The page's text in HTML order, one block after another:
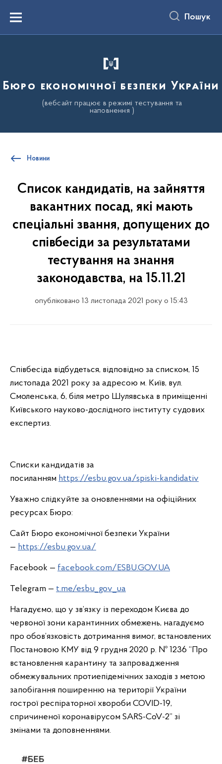
вмістуMenu Пошук
Бюро економічної безпеки України
(вебсайт працює в режимі тестування та
наповнення )
Новини
Список кандидатів, на зайняття
вакантних посад, які мають
спеціальні звання, допущених до
співбесіди за результатами
тестування на знання
законодавства, на 15.11.21
опубліковано 13 листопада 2021 року о 15:43
Співбесіда відбудеться, відповідно за списком, 15
листопада 2021 року за адресою м. Київ, вул.
Смоленська, 6, біля метро Шулявська в приміщенні
Київського науково-дослідного інституту судових
експертиз.
Списки кандидатів за
посиланням https://esbu.gov.ua/spiski-kandidativ
Уважно слідкуйте за оновленнями на офіційних
ресурсах Бюро:
Сайт Бюро економічної безпеки України
— https://esbu.gov.ua/
Facebook — facebook.com/ESBU.GOV.UA
Telegram — t.me/esbu_gov_ua
Нагадуємо, що у зв’язку із переходом Києва до
червоної зони карантинних обмежень, нагадуємо
про обов’язковість дотримання вимог, встановлених
Постановою КМУ від 9 грудня 2020 р. № 1236 “Про
встановлення карантину та запровадження
обмежувальних протиепідемічних заходів з метою
запобігання поширенню на території України
гострої респіраторної хвороби COVID-19,
спричиненої коронавірусом SARS-CoV-2” зі
змінами та доповненнями.